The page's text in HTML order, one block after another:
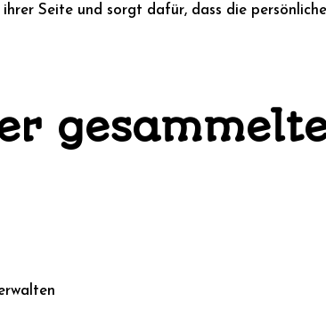
Seite und sorgt dafür, dass die